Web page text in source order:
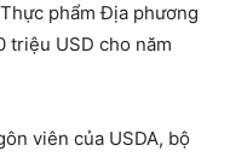
phẩm Địa phương
triệu USD cho năm
viên của USDA, bộ